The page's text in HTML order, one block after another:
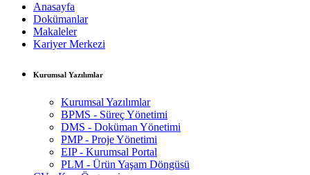
Anasayfa
Dokümanlar
Makaleler
Kariyer Merkezi
Kurumsal Yazılımlar
Kurumsal Yazılımlar
BPMS - Süreç Yönetimi
DMS - Doküman Yönetimi
PMP - Proje Yönetimi
EIP - Kurumsal Portal
PLM - Ürün Yaşam Döngüsü